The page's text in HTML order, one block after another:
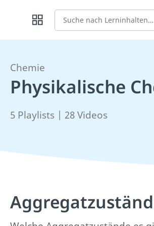
Suche
Chemie
Physikalische
5 Playlists | 28 Videos